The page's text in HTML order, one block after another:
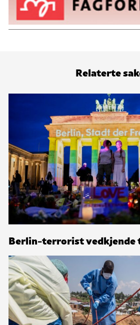
Relaterte
Berlin-terrorist